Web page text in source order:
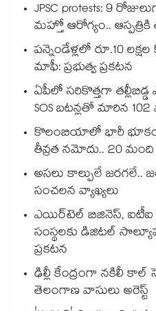
JPSC protests: 9
మహ్తో ఆరోగ్యం.. ఆస్పత్రికి
పన్నెండేళ్లలో రూ.10
మాఫీ: ప్రభుత్వ ప్రకటన
ఏపీలో సరికొత్తగా తల్లీబిడ్డ
SOS బటన్లతో మారిన
కొలంబియాలో భారీ
తీవ్రత నమోదు.. 20
అసలు కాల్పులే
సంచలన వ్యాఖ్యలు
ఎయిర్‌టెల్ బిజినెస్, ఐటీఐ
సంస్థలకు డిజిటల్
ప్రకటన
ఢిల్లీ కేంద్రంగా నకిలీ కాల్‌
తెలంగాణ వాసులు అరెస్ట్